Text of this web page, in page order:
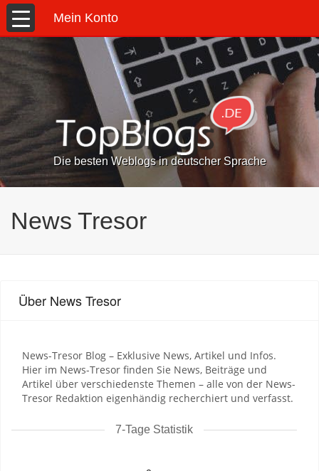
Mein Konto
Die besten Weblogs in deutscher Sprache
News Tresor
Über News Tresor
News-Tresor Blog – Exklusive News, Artikel und Infos.
Hier im News-Tresor finden Sie News, Beiträge und
Artikel über verschiedenste Themen – alle von der News-
Tresor Redaktion eigenhändig recherchiert und verfasst.
7-Tage Statistik